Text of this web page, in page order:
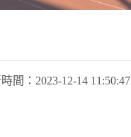
間： 2023-12-14 11:50:47